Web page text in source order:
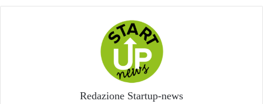
Redazione Startup-news